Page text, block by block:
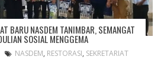
BARU NASDEM TANIMBAR, SEMANGAT
SOSIAL MENGGEMA
NASDEM, RESTORASI, SEKRETARIAT